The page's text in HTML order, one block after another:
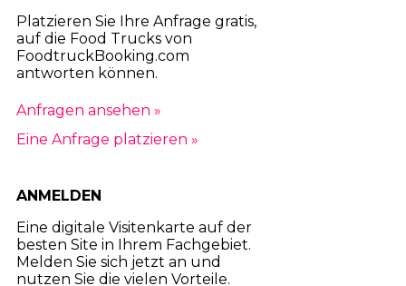
Platzieren Sie Ihre Anfrage gratis,
auf die Food Trucks von
FoodtruckBooking.com
antworten können.
Anfragen ansehen »
Eine Anfrage platzieren »
ANMELDEN
Eine digitale Visitenkarte auf der
besten Site in Ihrem Fachgebiet.
Melden Sie sich jetzt an und
nutzen Sie die vielen Vorteile.